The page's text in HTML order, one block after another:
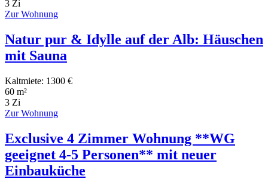
3 Zi
Zur Wohnung
Natur pur & Idylle auf der Alb: Häuschen
mit Sauna
Kaltmiete: 1300 €
60 m²
3 Zi
Zur Wohnung
Exclusive 4 Zimmer Wohnung **WG
geeignet 4-5 Personen** mit neuer
Einbauküche